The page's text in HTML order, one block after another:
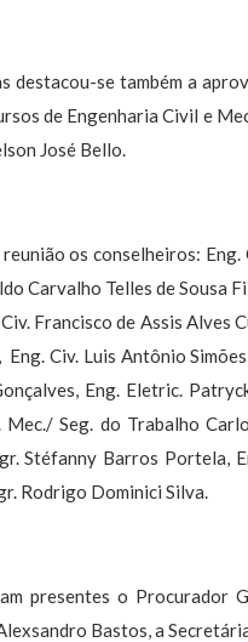
destacou-se também a
de Engenharia Civil e
José Bello.
os conselheiros:
Carvalho Telles de Sousa
Francisco de Assis Alves
Civ. Luis Antônio
Eng. Eletric.
Mec./ Seg. do Trabalho
Stéfanny Barros Portela,
Rodrigo Dominici Silva.
presentes o Procurador
Bastos, a